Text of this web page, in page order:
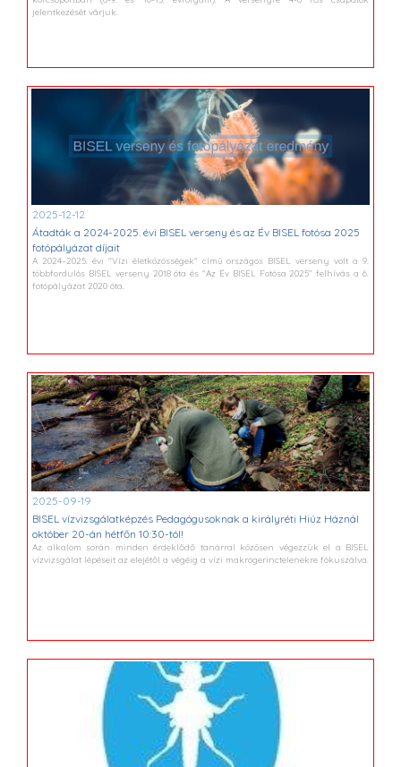
jelentkezését várjuk.
2025-12-12
Átadták a 2024-2025. évi BISEL verseny és az Év BISEL fotósa 2025
fotópályázat díjait
A 2024–2025. évi "Vízi életközösségek" című országos BISEL verseny volt a 9.
többfordulós BISEL verseny 2018 óta és "Az Év BISEL Fotósa 2025" felhívás a 6.
fotópályázat 2020 óta.
2025-09-19
BISEL vízvizsgálatképzés Pedagógusoknak a királyréti Hiúz Háznál
október 20-án hétfőn 10:30-tól!
Az alkalom során minden érdeklődő tanárral közösen végezzük el a BISEL
vízvizsgálat lépéseit az elejétől a végéig a vízi makrogerinctelenekre fókuszálva.